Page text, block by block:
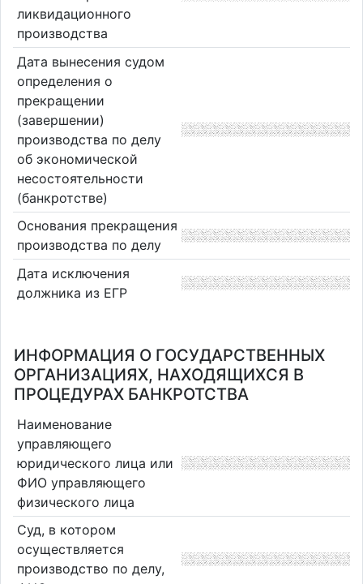
ликвидационного
производства
Дата вынесения судом
определения о
прекращении
(завершении)
производства по делу
об экономической
несостоятельности
(банкротстве)
Основания прекращения
производства по делу
Дата исключения
должника из ЕГР
ИНФОРМАЦИЯ О ГОСУДАРСТВЕННЫХ
ОРГАНИЗАЦИЯХ, НАХОДЯЩИХСЯ В
ПРОЦЕДУРАХ БАНКРОТСТВА
Наименование
управляющего
юридического лица или
ФИО управляющего
физического лица
Суд, в котором
осуществляется
производство по делу,